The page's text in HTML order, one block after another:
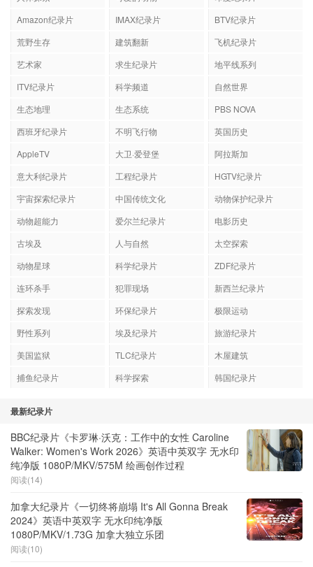
Amazon纪录片
IMAX纪录片
BTV纪录片
荒野生存
建筑翻新
飞机纪录片
艺术家
求生纪录片
地平线系列
ITV纪录片
科学频道
自然世界
生态地理
生态系统
PBS NOVA
西班牙纪录片
不明飞行物
英国历史
AppleTV
大卫·爱登堡
阿拉斯加
意大利纪录片
工程纪录片
HGTV纪录片
宇宙探索纪录片
中国传统文化
动物保护纪录片
动物超能力
爱尔兰纪录片
电影历史
古埃及
人与自然
太空探索
动物星球
科学纪录片
ZDF纪录片
连环杀手
犯罪现场
新西兰纪录片
探索发现
环保纪录片
极限运动
野性系列
埃及纪录片
旅游纪录片
美国监狱
TLC纪录片
木屋建筑
捕鱼纪录片
科学探索 韩国纪录片
最新纪录片
BBC纪录片《卡罗琳·沃克：工作中的女性 Caroline
Walker: Women's Work 2026》英语中英双字 无水印
纯净版 1080P/MKV/575M 绘画创作过程
阅读(14)
加拿大纪录片《一切终将崩塌 It's All Gonna Break
2024》英语中英双字 无水印纯净版
1080P/MKV/1.73G 加拿大独立乐团
阅读(10)